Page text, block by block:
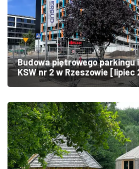
Budowa piętrowego parkingu
KSW nr 2 w Rzeszowie [lipiec